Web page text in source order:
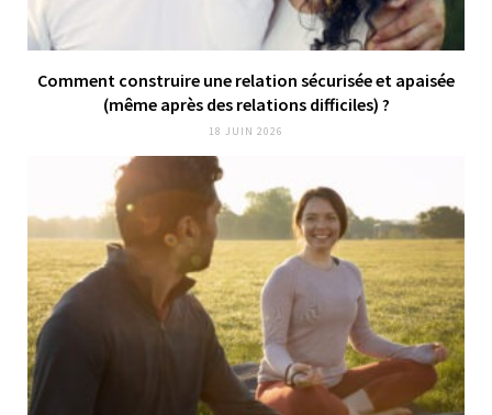
Comment construire une relation sécurisée et apaisée
(même après des relations difficiles) ?
18 JUIN 2026